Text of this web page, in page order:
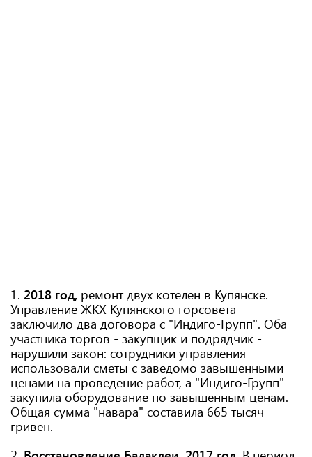
1. 2018 год, ремонт двух котелен в Купянске.
Управление ЖКХ Купянского горсовета
заключило два договора с "Индиго-Групп". Оба
участника торгов - закупщик и подрядчик -
нарушили закон: сотрудники управления
использовали сметы с заведомо завышенными
ценами на проведение работ, а "Индиго-Групп"
закупила оборудование по завышенным ценам.
Общая сумма "навара" составила 665 тысяч
гривен.